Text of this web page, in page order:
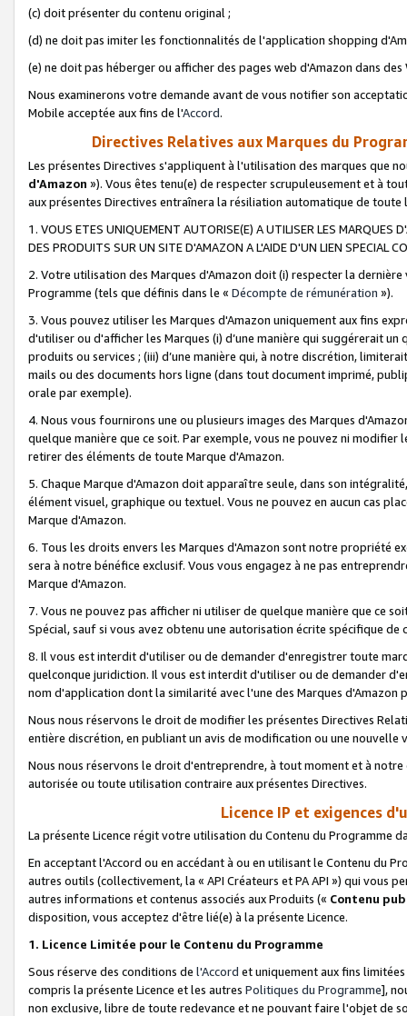
(c) doit présenter du contenu original ;
(d) ne doit pas imiter les fonctionnalités de l'application shopping
(e) ne doit pas héberger ou afficher des pages web d'Amazon dans
Nous examinerons votre demande avant de vous notifier son
Mobile acceptée aux fins de l'Accord.
Directives Relatives aux Marques du
Les présentes Directives s'appliquent à l'utilisation des marques que
d'Amazon »). Vous êtes tenu(e) de respecter scrupuleusement et à
aux présentes Directives entraînera la résiliation automatique de
1. VOUS ETES UNIQUEMENT AUTORISE(E) A UTILISER LES MARQUES
DES PRODUITS SUR UN SITE D'AMAZON A L'AIDE D'UN LIEN SPECIAL
2. Votre utilisation des Marques d'Amazon doit (i) respecter la
Programme (tels que définis dans le « Décompte de rémunération »).
3. Vous pouvez utiliser les Marques d'Amazon uniquement aux fins
d'utiliser ou d'afficher les Marques (i) d’une manière qui suggérerait
produits ou services ; (iii) d’une manière qui, à notre discrétion,
mails ou des documents hors ligne (dans tout document imprimé,
orale par exemple).
4. Nous vous fournirons une ou plusieurs images des Marques
quelque manière que ce soit. Par exemple, vous ne pouvez ni
retirer des éléments de toute Marque d'Amazon.
5. Chaque Marque d'Amazon doit apparaître seule, dans son
élément visuel, graphique ou textuel. Vous ne pouvez en aucun cas
Marque d'Amazon.
6. Tous les droits envers les Marques d'Amazon sont notre propriété
sera à notre bénéfice exclusif. Vous vous engagez à ne pas
Marque d'Amazon.
7. Vous ne pouvez pas afficher ni utiliser de quelque manière que ce
Spécial, sauf si vous avez obtenu une autorisation écrite spécifique de
8. Il vous est interdit d'utiliser ou de demander d'enregistrer toute
quelconque juridiction. Il vous est interdit d'utiliser ou de demander
nom d'application dont la similarité avec l'une des Marques
Nous nous réservons le droit de modifier les présentes Directives
entière discrétion, en publiant un avis de modification ou une nouvelle
Nous nous réservons le droit d'entreprendre, à tout moment et à
autorisée ou toute utilisation contraire aux présentes Directives.
Licence IP et exigences
La présente Licence régit votre utilisation du Contenu du Programme
En acceptant l'Accord ou en accédant à ou en utilisant le Contenu du
autres outils (collectivement, la « API Créateurs et PA API ») qui vous
autres informations et contenus associés aux Produits (« Contenu
disposition, vous acceptez d'être lié(e) à la présente Licence.
1. Licence Limitée pour le Contenu du Programme
Sous réserve des conditions de l'Accord et uniquement aux fins
compris la présente Licence et les autres Politiques du Programme],
non exclusive, libre de toute redevance et ne pouvant faire l'objet de